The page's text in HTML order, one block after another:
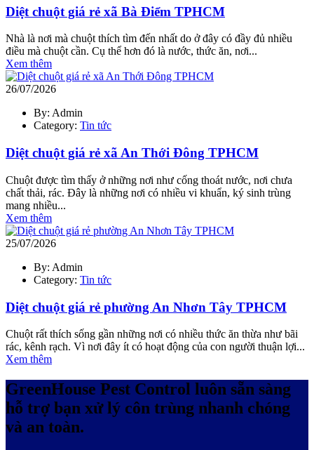
Diệt chuột giá rẻ xã Bà Điểm TPHCM
Nhà là nơi mà chuột thích tìm đến nhất do ở đây có đầy đủ nhiều
điều mà chuột cần. Cụ thể hơn đó là nước, thức ăn, nơi...
Xem thêm
26/07/2026
By: Admin
Category: Tin tức
Diệt chuột giá rẻ xã An Thới Đông TPHCM
Chuột được tìm thấy ở những nơi như cống thoát nước, nơi chưa
chất thải, rác. Đây là những nơi có nhiều vi khuẩn, ký sinh trùng
mang nhiều...
Xem thêm
25/07/2026
By: Admin
Category: Tin tức
Diệt chuột giá rẻ phường An Nhơn Tây TPHCM
Chuột rất thích sống gần những nơi có nhiều thức ăn thừa như bãi
rác, kênh rạch. Vì nơi đây ít có hoạt động của con người thuận lợi...
Xem thêm
GreenHouse Pest Control luôn sẵn sàng
hỗ trợ bạn xử lý côn trùng nhanh chóng
và an toàn.